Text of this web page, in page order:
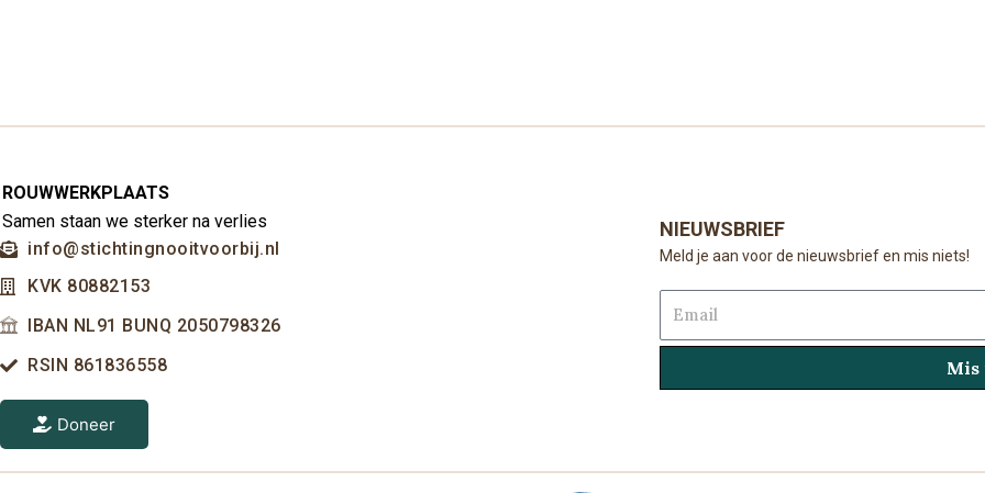
ROUWWERKPLAATS
Samen staan we sterker na verlies
info@stichtingnooitvoorbij.nl
KVK 80882153
IBAN NL91 BUNQ 2050798326
RSIN 861836558
Doneer
NIEUWSBRIEF
Meld je aan voor de nieuwsbrief en mis niets!
Email
Mis